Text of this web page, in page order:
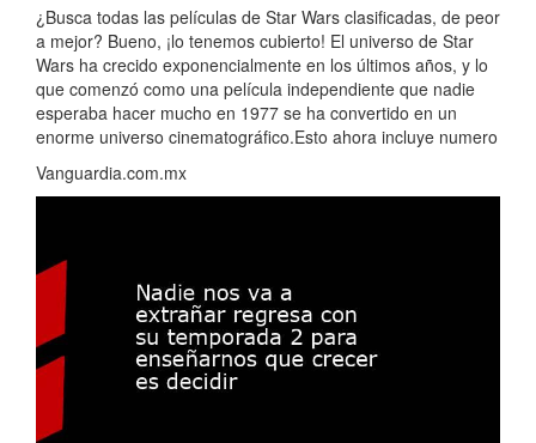
¿Busca todas las películas de Star Wars clasificadas, de peor
a mejor? Bueno, ¡lo tenemos cubierto! El universo de Star
Wars ha crecido exponencialmente en los últimos años, y lo
que comenzó como una película independiente que nadie
esperaba hacer mucho en 1977 se ha convertido en un
enorme universo cinematográfico.Esto ahora incluye numero
Vanguardia.com.mx